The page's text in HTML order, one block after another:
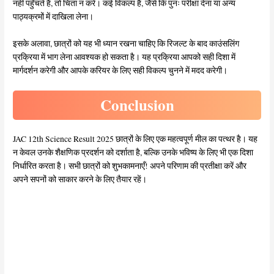
नहीं पहुँचते हैं, तो चिंता न करें। कई विकल्प हैं, जैसे कि पुनः परीक्षा देना या अन्य
पाठ्यक्रमों में दाखिला लेना।
इसके अलावा, छात्रों को यह भी ध्यान रखना चाहिए कि रिजल्ट के बाद काउंसलिंग
प्रक्रिया में भाग लेना आवश्यक हो सकता है। यह प्रक्रिया आपको सही दिशा में
मार्गदर्शन करेगी और आपके करियर के लिए सही विकल्प चुनने में मदद करेगी।
Conclusion
JAC 12th Science Result 2025 छात्रों के लिए एक महत्वपूर्ण मील का पत्थर है। यह
न केवल उनके शैक्षणिक प्रदर्शन को दर्शाता है, बल्कि उनके भविष्य के लिए भी एक दिशा
निर्धारित करता है। सभी छात्रों को शुभकामनाएँ! अपने परिणाम की प्रतीक्षा करें और
अपने सपनों को साकार करने के लिए तैयार रहें।